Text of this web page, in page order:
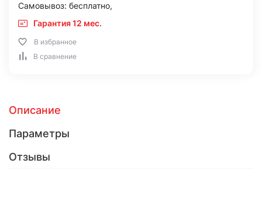
Самовывоз: бесплатно,
Гарантия 12 мес.
В избранное
В сравнение
Описание
Параметры
Отзывы